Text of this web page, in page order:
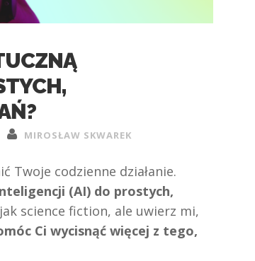
MIROSŁAW SKWAREK
Twoje codzienne działanie.
(AI) do prostych,
science fiction, ale uwierz mi,
Ci wycisnąć więcej z tego,